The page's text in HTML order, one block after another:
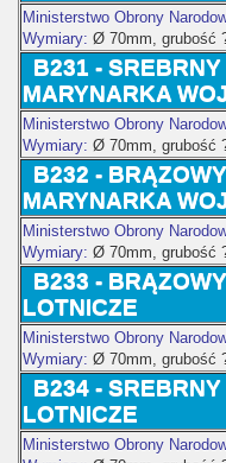
Ministerstwo Obrony
Wymiary: Ø 70mm, grubość
B231 -
MARYNARKA
Ministerstwo Obrony
Wymiary: Ø 70mm, grubość
B232 -
MARYNARKA
Ministerstwo Obrony
Wymiary: Ø 70mm, grubość
B233 -
LOTNICZE
Ministerstwo Obrony
Wymiary: Ø 70mm, grubość
B234 - SREBRNY
LOTNICZE
Ministerstwo Obrony